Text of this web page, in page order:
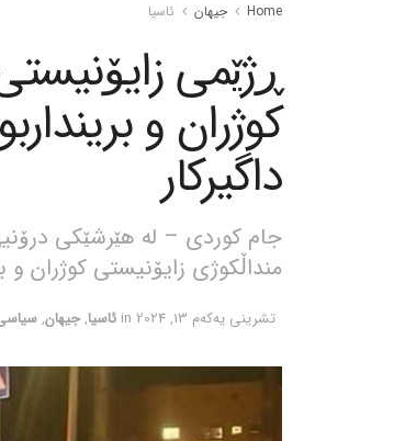
Home جیهان ئاسیا
ڕژێمی
کوژران و
داگیرکار
جام کوردی – لە هێرشێکی
منداڵکوژی زایۆنیستی کوژران و
تشرینی یه‌كه‌م 13, 2024 in ئاسیا,جیهان,